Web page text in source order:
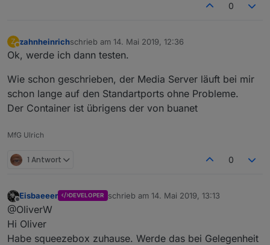
0
Z
Abwesend
zahnheinrichschrieb am 14. Mai 2019, 12:36
zuletzt editiert von
Ok, werde ich dann testen.
Wie schon geschrieben, der Media Server läuft bei mir
schon lange auf den Standartports ohne Probleme.
Der Container ist übrigens der von buanet
MfG Ulrich
1 Antwort 0
Offline
Eisbaeeer DEVELOPER schrieb am 14. Mai 2019, 13:13
zuletzt editiert von
@OliverW
Hi Oliver
Habe squeezebox zuhause. Werde das bei Gelegenheit